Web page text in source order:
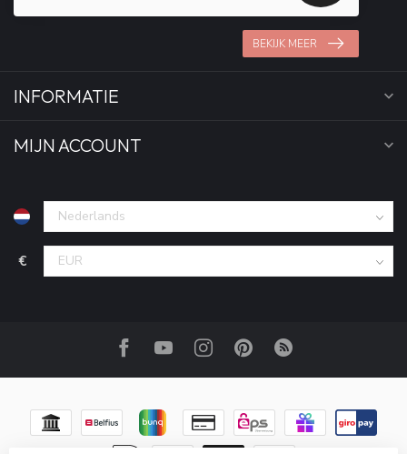
BEKIJK MEER
INFORMATIE
MIJN ACCOUNT
€